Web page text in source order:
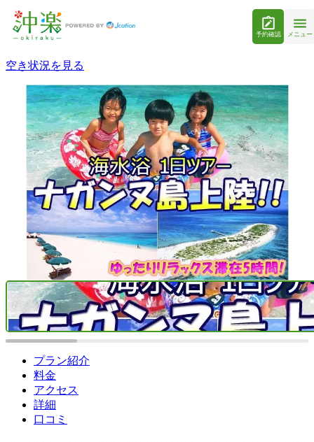
予約確認 メニュー
空き状況を見る
プラン紹介
料金
アクセス
詳細
口コミ